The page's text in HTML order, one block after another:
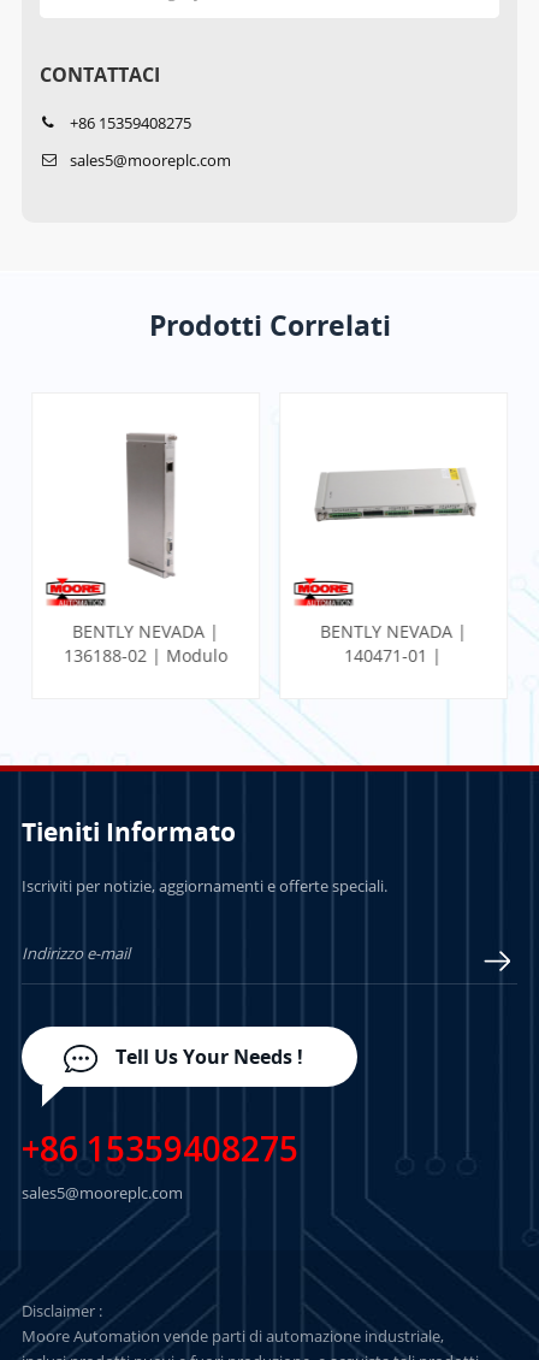
CONTATTACI
+86 15359408275
sales5@mooreplc.com
Prodotti Correlati
BENTLY NEVADA |
136188-02 | Modulo
BENTLY NEVADA |
140471-01 |
PROXIMITOR CON
Tieniti Informato
Iscriviti per notizie, aggiornamenti e offerte speciali.
Tell Us Your Needs !
+86 15359408275
sales5@mooreplc.com
Disclaimer :
Moore Automation vende parti di automazione industriale,